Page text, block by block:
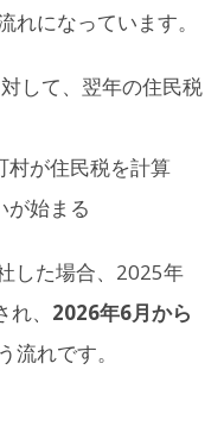
になっています。
して、翌年の住民税
が住民税を計算
が始まる
した場合、2025年
、 2026年6月から
流れです。